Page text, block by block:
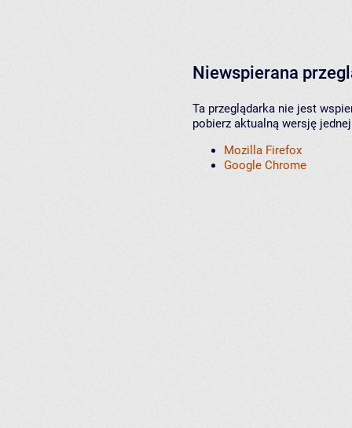
Niewspierana
Ta przeglądarka nie jest
pobierz aktualną wersję
Mozilla Firefox
Google Chrome